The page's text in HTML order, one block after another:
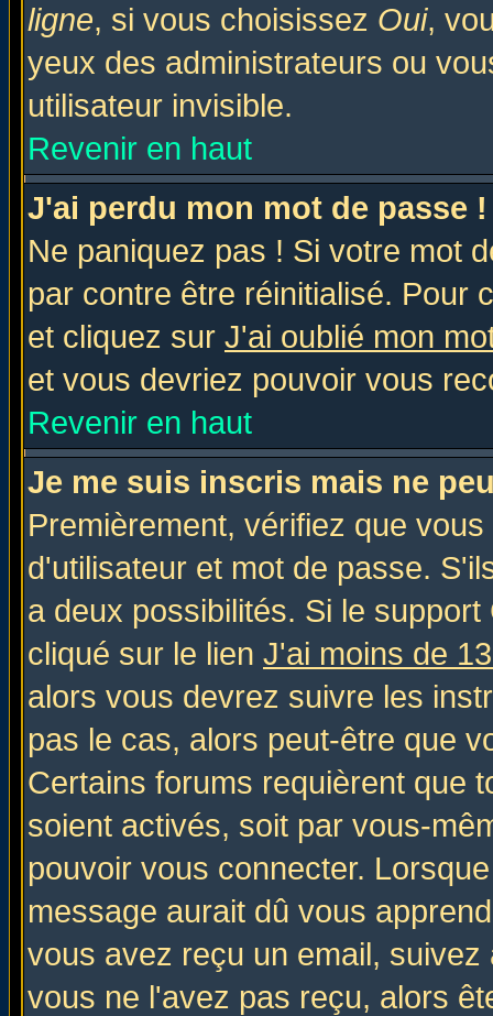
ligne, si vous choisissez Oui,
yeux des administrateurs ou
utilisateur invisible.
Revenir en haut
J'ai perdu mon mot de passe !
Ne paniquez pas ! Si votre mot
par contre être réinitialisé. Pour
et cliquez sur J'ai oublié mon
et vous devriez pouvoir vous
Revenir en haut
Je me suis inscris mais ne
Premièrement, vérifiez que
d'utilisateur et mot de passe.
a deux possibilités. Si le
cliqué sur le lien J'ai moins de
alors vous devrez suivre les
pas le cas, alors peut-être que
Certains forums requièrent que
soient activés, soit par vous-
pouvoir vous connecter.
message aurait dû vous
vous avez reçu un email,
vous ne l'avez pas reçu, alors